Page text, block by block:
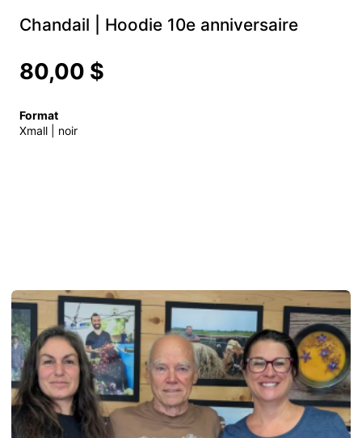
Chandail | Hoodie 10e anniversaire
80,00 $
Format
Xmall | noir